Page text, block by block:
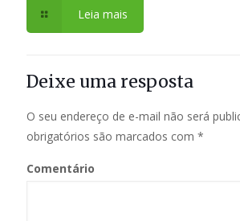
Leia mais
Deixe uma resposta
O seu endereço de e-mail não será
obrigatórios são marcados com *
Comentário